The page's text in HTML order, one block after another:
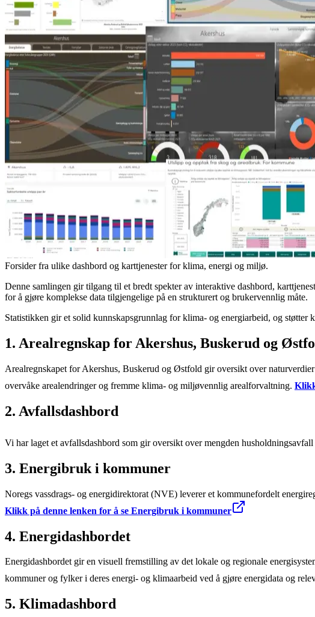
Forsider fra ulike dashbord og karttjenester for klima, energi og miljø.
Denne samlingen gir tilgang til et bredt spekter av interaktive dashbord,
for å gjøre komplekse data tilgjengelige på en strukturert og brukervennlig måte.
Statistikken gir et solid kunnskapsgrunnlag for klima- og energiarbeid, og
1. Arealregnskap for Akershus, Buskerud og
Arealregnskapet for Akershus, Buskerud og Østfold gir oversikt over
overvåke arealendringer og fremme klima- og miljøvennlig arealforvaltning.
2. Avfallsdashbord
Vi har laget et avfallsdashbord som gir oversikt over mengden
3. Energibruk i kommuner
Noregs vassdrags- og energidirektorat (NVE) leverer et kommunefordelt
Klikk på denne lenken for å se Energibruk i kommuner
4. Energidashbordet
Energidashbordet gir en visuell fremstilling av det lokale og regionale
kommuner og fylker i deres energi- og klimaarbeid ved å gjøre energidata og
5. Klimadashbord